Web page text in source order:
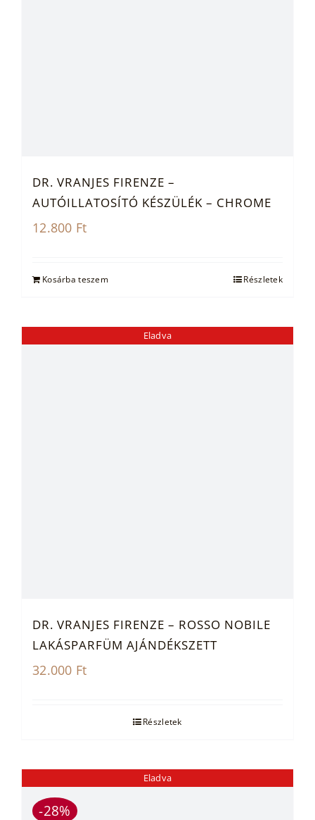
DR. VRANJES FIRENZE –
AUTÓILLATOSÍTÓ KÉSZÜLÉK – CHROME
12.800 Ft
Kosárba teszem Részletek
Eladva
DR. VRANJES FIRENZE – ROSSO NOBILE
LAKÁSPARFÜM AJÁNDÉKSZETT
32.000 Ft
Részletek
Eladva
-28%